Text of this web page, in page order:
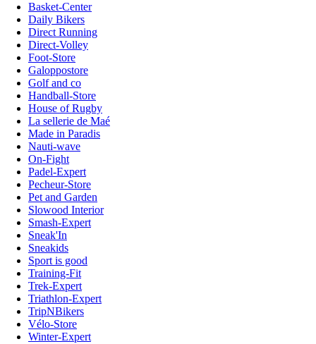
Basket-Center
Daily Bikers
Direct Running
Direct-Volley
Foot-Store
Galoppostore
Golf and co
Handball-Store
House of Rugby
La sellerie de Maé
Made in Paradis
Nauti-wave
On-Fight
Padel-Expert
Pecheur-Store
Pet and Garden
Slowood Interior
Smash-Expert
Sneak'In
Sneakids
Sport is good
Training-Fit
Trek-Expert
Triathlon-Expert
TripNBikers
Vélo-Store
Winter-Expert